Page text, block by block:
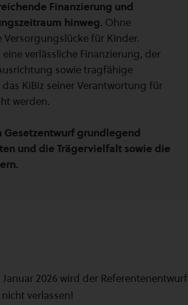
Finanzierung und
hinweg. Ohne
für Kinder.
verlässliche Finanzierung, der
sowie tragfähige
KiBiz seiner Verantwortung für
werden.
grundlegend
und die Trägervielfalt sowie die
2026 wird der Referentenentwurf
verlassen!